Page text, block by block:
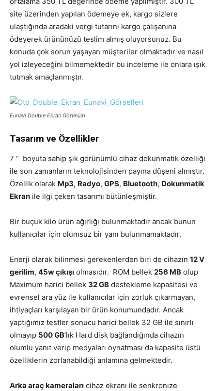
site üzerinden yapılan ödemeye ek, kargo sizlere
ulaştığında aradaki vergi tutarını kargo çalışanına
ödeyerek ürününüzü teslim almış oluyorsunuz. Bu
konuda çok sorun yaşayan müşteriler olmaktadır ve nasıl
yol izleyeceğini bilmemektedir bu inceleme ile onlara ışık
tutmak amaçlanmıştır.
Eunavi Double Ekran Görünüm
Tasarım ve Özellikler
7 ‘’ boyuta sahip şık görünümlü cihaz dokunmatik özelliği
ile son zamanların teknolojisinden payına düşeni almıştır.
Özellik olarak Mp3, Radyo, GPS, Bluetooth, Dokunmatik
Ekran ile ilgi çeken tasarımı bütünleşmiştir.
Bir buçuk kilo ürün ağırlığı bulunmaktadır ancak bunun
kullanıcılar için olumsuz bir yanı bulunmamaktadır.
Enerji olarak bilinmesi gerekenlerden biri de cihazın 12 V
gerilim, 45w çıkışı olmasıdır. ROM bellek 256 MB olup
Maximum harici bellek 32 GB destekleme kapasitesi ve
evrensel ara yüz ile kullanıcılar için zorluk çıkarmayan,
ihtiyaçları karşılayan bir ürün konumundadır. Ancak
yaptığımız testler sonucu harici bellek 32 GB ile sınırlı
olmayıp 500 GB’lık Hard disk bağlandığında cihazın
olumlu yanıt verip medyaları oynatması da kapasite üstü
özelliklerin zorlanabildiği anlamına gelmektedir.
Arka araç kameraları cihaz ekranı ile senkronize